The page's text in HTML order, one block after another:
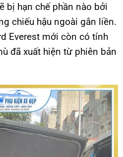
bị hạn chế phần nào bởi
chiếu hậu ngoài gắn liền.
Everest mới còn có tính
đã xuất hiện từ phiên bản